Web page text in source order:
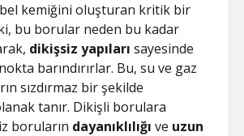
1 MILYON TAKIPÇI NE
PARA ALIYOR
bel kemiğini oluşturan kritik bir
bu borular neden bu kadar
dikişsiz yapıları sayesinde
barındırırlar. Bu, su ve gaz
sızdırmaz bir şekilde
tanır. Dikişli borulara
boruların dayanıklılığı ve uzun